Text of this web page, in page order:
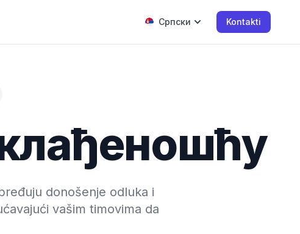
Српски Kontakti
donošenje odluka i
vašim timovima da